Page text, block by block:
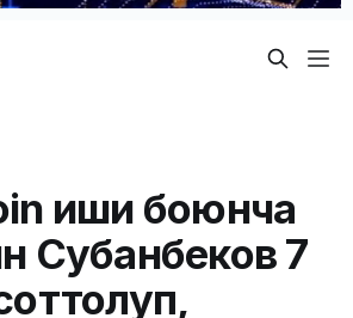
иши боюнча
Субанбеков 7